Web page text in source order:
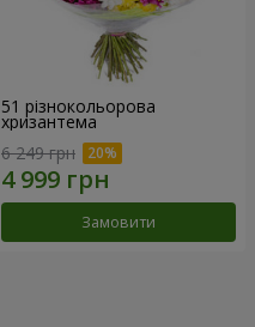
51 різнокольорова
хризантема
6 249 грн
Замовити